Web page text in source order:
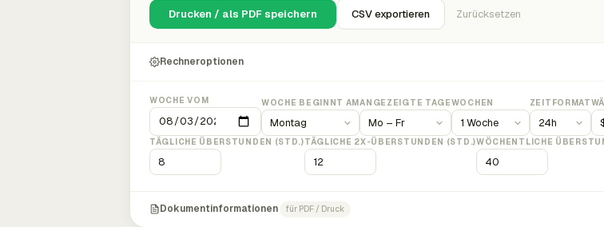
Drucken / als PDF speichern CSV exportieren Zurücksetzen
Rechneroptionen
WOCHE VOM WOCHE BEGINNT AMANGEZEIGTE TAGEWOCHEN ZEITFORMAT
TÄGLICHE ÜBERSTUNDEN (STD.)TÄGLICHE 2X-ÜBERSTUNDEN (STD.)WÖCHENTLICHE
Dokumentinformationen für PDF / Druck